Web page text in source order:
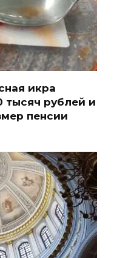
икра
рублей и
пенсии